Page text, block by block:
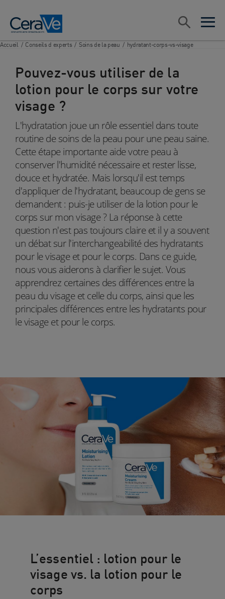
open
open
Rechercher
Accueil / Conseils d experts / Soins de la peau / hydratant-corps-vs-visage
Pouvez-vous utiliser de la
lotion pour le corps sur votre
visage ?
L'hydratation joue un rôle essentiel dans toute
routine de soins de la peau pour une peau saine.
Cette étape importante aide votre peau à
conserver l'humidité nécessaire et rester lisse,
douce et hydratée. Mais lorsqu'il est temps
d'appliquer de l'hydratant, beaucoup de gens se
demandent : puis-je utiliser de la lotion pour le
corps sur mon visage ? La réponse à cette
question n'est pas toujours claire et il y a souvent
un débat sur l'interchangeabilité des hydratants
pour le visage et pour le corps. Dans ce guide,
nous vous aiderons à clarifier le sujet. Vous
apprendrez certaines des différences entre la
peau du visage et celle du corps, ainsi que les
principales différences entre les hydratants pour
le visage et pour le corps.
L’essentiel : lotion pour le
visage vs. la lotion pour le
corps